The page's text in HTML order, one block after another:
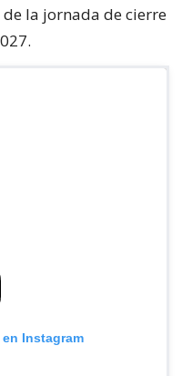
la jornada de cierre
Instagram